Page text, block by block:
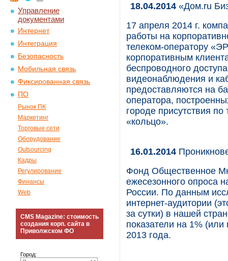
Управление
документами
Интернет
Интеграция
Безопасность
Мобильная связь
Фиксированная связь
ПО
Рынок ПК
Маркетинг
Торговые сети
Оборудование
Outsourcing
Кадры
Регулирование
Финансы
Web
CMS Magazine: стоимость
создания корп. сайта в
Приволжском ФО
Город:
18.04.2014 «Дом.ru
17 апреля 2014 г.
работы на
телеком-оператору
корпоративным
беспроводного
видеонаблюдения и
предоставляются на
оператора,
городе присутствия
«кольцо».
16.01.2014
Фонд Общественное
ежесезонного опроса
России. По данным
интернет-аудитории
за сутки) в нашей
показатели на 1%
2013 года.